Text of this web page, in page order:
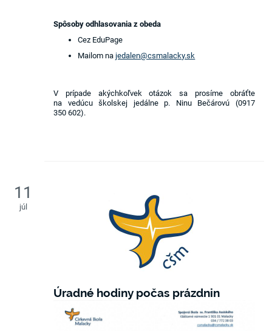
Spôsoby odhlasovania z obeda
Cez EduPage
Mailom na jedalen@csmalacky.sk
V prípade akýchkoľvek otázok sa prosíme obráťte
na vedúcu školskej jedálne p. Ninu Bečárovú (0917
350 602).
11
júl
Úradné hodiny počas prázdnin